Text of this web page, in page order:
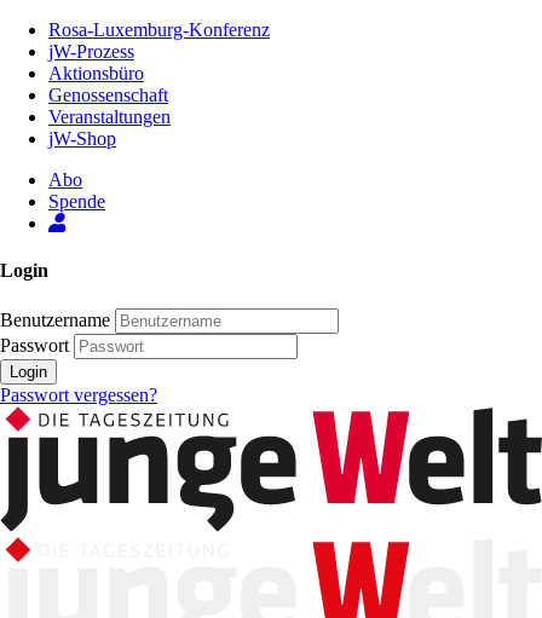
Inhalt
Seite
Rosa-Luxemburg-Konferenz
jW-Prozess
Aktionsbüro
Genossenschaft
Veranstaltungen
jW-Shop
Abo
Spende
Login
Benutzername
Passwort
Login
Passwort vergessen?